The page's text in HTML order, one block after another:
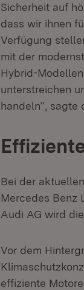
Sicherheit auf
dass wir ihnen
Verfügung
mit der
Hybrid-
unterstreichen
handeln“, sagte
Bei der
Mercedes Benz
Audi AG wird
Vor dem
effiziente